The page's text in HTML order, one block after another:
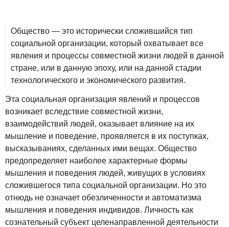
Общество — это исторически сложившийся тип
социальной организации, который охватывает все
явления и процессы совместной жизни людей в данной
стране, или в данную эпоху, или на данной стадии
технологического и экономического развития.
Эта социальная организация явлений и процессов
возникает вследствие совместной жизни,
взаимодействий людей, оказывает влияние на их
мышление и поведение, проявляется в их поступках,
высказываниях, сделанных ими вещах. Общество
предопределяет наиболее характерные формы
мышления и поведения людей, живущих в условиях
сложившегося типа социальной организации. Но это
отнюдь не означает обезличенности и автоматизма
мышления и поведения индивидов. Личность как
сознательный субъект целенаправленной деятельности